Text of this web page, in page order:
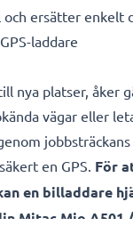
och ersätter enkelt
laddare
nya platser, åker
vägar eller
en GPS. För
en billaddare
Mitac Mio A501